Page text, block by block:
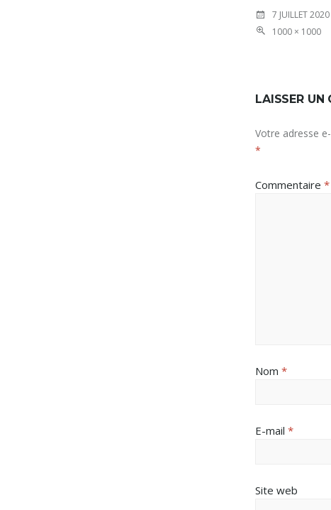
7 JUILLET 2020
1000 × 1000
LAISSER UN
Votre adresse
*
Commentaire *
Nom *
E-mail *
Site web